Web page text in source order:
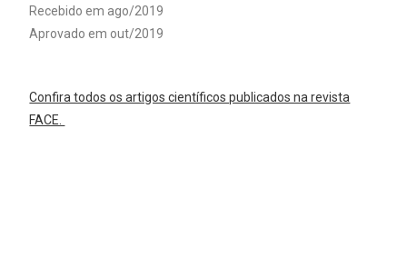
Recebido em ago/2019
Aprovado em out/2019
Confira todos os artigos científicos publicados na revista
FACE.